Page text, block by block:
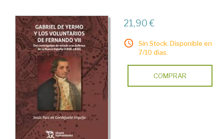
21,90 €
Sin Stock. Disponible en
7/10 días.
COMPRAR